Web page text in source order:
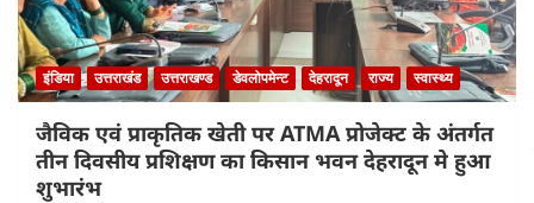
इंडिया उत्तराखंड उत्तराखण्ड डेवलोपमेन्ट देहरादून राज्य स्वास्थ्य
जैविक एवं प्राकृतिक खेती पर ATMA प्रोजेक्ट के अंतर्गत
तीन दिवसीय प्रशिक्षण का किसान भवन देहरादून मे हुआ
शुभारंभ